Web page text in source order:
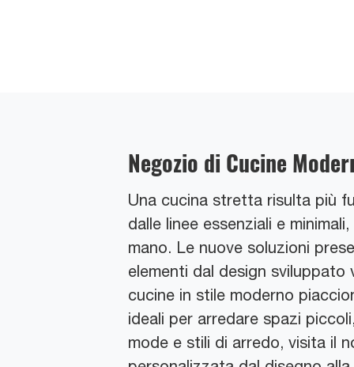
Negozio di Cucine
Una cucina stretta risulta più
dalle linee essenziali e
mano. Le nuove soluzioni
elementi dal design
cucine in stile moderno
ideali per arredare spazi
mode e stili di arredo, visita il